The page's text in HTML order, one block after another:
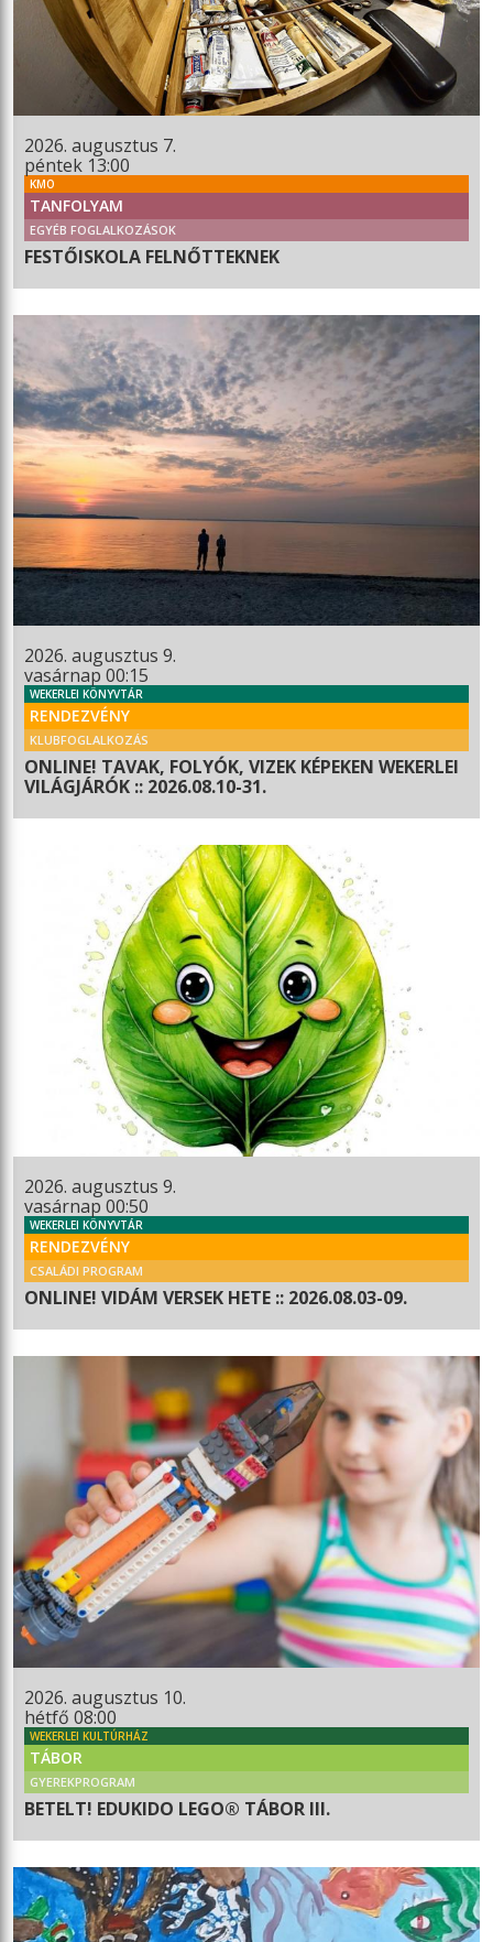
2026. augusztus 7.
péntek 13:00
KMO
TANFOLYAM
EGYÉB FOGLALKOZÁSOK
FESTŐISKOLA FELNŐTTEKNEK
2026. augusztus 9.
vasárnap 00:15
WEKERLEI KÖNYVTÁR
RENDEZVÉNY
KLUBFOGLALKOZÁS
ONLINE! TAVAK, FOLYÓK, VIZEK KÉPEKEN WEKERLEI
VILÁGJÁRÓK :: 2026.08.10-31.
2026. augusztus 9.
vasárnap 00:50
WEKERLEI KÖNYVTÁR
RENDEZVÉNY
CSALÁDI PROGRAM
ONLINE! VIDÁM VERSEK HETE :: 2026.08.03-09.
2026. augusztus 10.
hétfő 08:00
WEKERLEI KULTÚRHÁZ
TÁBOR
GYEREKPROGRAM
BETELT! EDUKIDO LEGO® TÁBOR III.